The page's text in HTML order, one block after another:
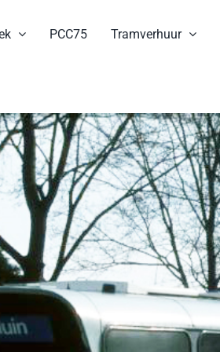
PCC75 Tramverhuur